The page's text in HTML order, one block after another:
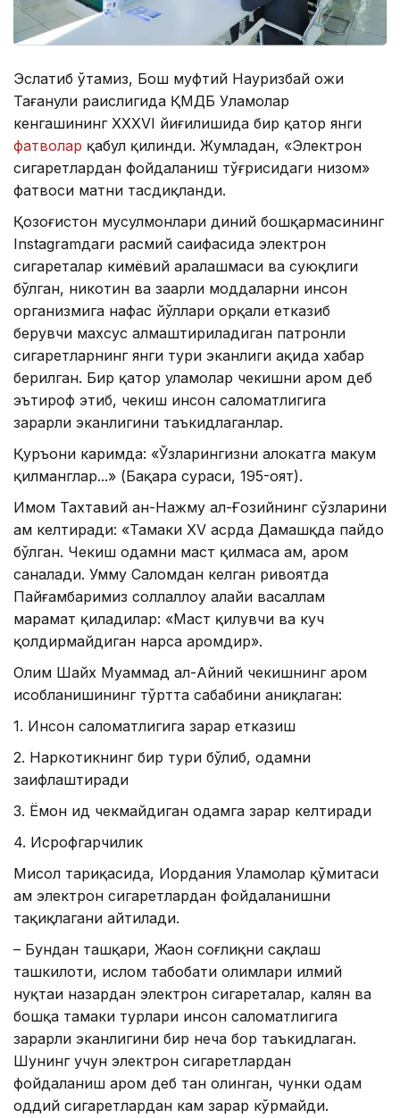
Эслатиб ўтамиз, Бош муфтий Науризбай ҳожи
Тағанули раислигида ҚМДБ Уламолар
кенгашининг ХХХVI йиғилишида бир қатор янги
фатволар қабул қилинди. Жумладан, «Электрон
сигаретлардан фойдаланиш тўғрисидаги низом»
фатвоси матни тасдиқланди.
Қозоғистон мусулмонлари диний бошқармасининг
Instagramдаги расмий саҳифасида электрон
сигареталар кимёвий аралашмаси ва суюқлиги
бўлган, никотин ва заҳарли моддаларни инсон
организмига нафас йўллари орқали етказиб
берувчи махсус алмаштириладиган патронли
сигаретларнинг янги тури эканлиги ҳақида хабар
берилган. Бир қатор уламолар чекишни ҳаром деб
эътироф этиб, чекиш инсон саломатлигига
зарарли эканлигини таъкидлаганлар.
Қуръони каримда: «Ўзларингизни ҳалокатга маҳкум
қилманглар...» (Бақара сураси, 195-оят).
Имом Тахтавий ан-Нажму ал-Ғозийнинг сўзларини
ҳам келтиради: «Тамаки ХV асрда Дамашқда пайдо
бўлган. Чекиш одамни маст қилмаса ҳам, ҳаром
саналади. Умму Саломдан келган ривоятда
Пайғамбаримиз соллаллоҳу алайҳи васаллам
марҳамат қиладилар: «Маст қилувчи ва куч
қолдирмайдиган нарса ҳаромдир».
Олим Шайх Муҳаммад ал-Айний чекишнинг ҳаром
ҳисобланишининг тўртта сабабини аниқлаган:
1. Инсон саломатлигига зарар етказиш
2. Наркотикнинг бир тури бўлиб, одамни
заифлаштиради
3. Ёмон ҳид чекмайдиган одамга зарар келтиради
4. Исрофгарчилик
Мисол тариқасида, Иордания Уламолар қўмитаси
ҳам электрон сигаретлардан фойдаланишни
тақиқлагани айтилади.
– Бундан ташқари, Жаҳон соғлиқни сақлаш
ташкилоти, ислом табобати олимлари илмий
нуқтаи назардан электрон сигареталар, калян ва
бошқа тамаки турлари инсон саломатлигига
зарарли эканлигини бир неча бор таъкидлаган.
Шунинг учун электрон сигаретлардан
фойдаланиш ҳаром деб тан олинган, чунки одам
оддий сигаретлардан кам зарар кўрмайди.